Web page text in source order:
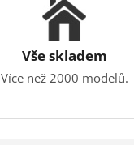
Vše skladem
Více než 2000 modelů.